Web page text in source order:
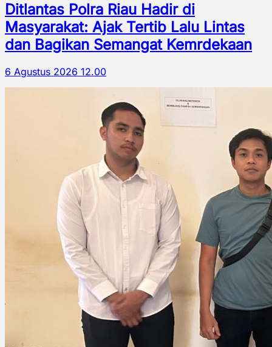
Ditlantas Polra Riau Hadir di
Masyarakat: Ajak Tertib Lalu Lintas
dan Bagikan Semangat Kemrdekaan
6 Agustus 2026 12.00